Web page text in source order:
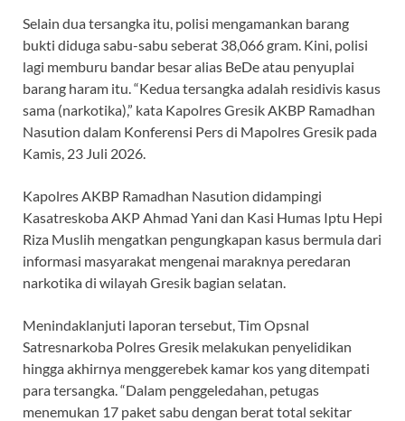
Selain dua tersangka itu, polisi mengamankan barang
bukti diduga sabu-sabu seberat 38,066 gram. Kini, polisi
lagi memburu bandar besar alias BeDe atau penyuplai
barang haram itu. “Kedua tersangka adalah residivis kasus
sama (narkotika),” kata Kapolres Gresik AKBP Ramadhan
Nasution dalam Konferensi Pers di Mapolres Gresik pada
Kamis, 23 Juli 2026.
Kapolres AKBP Ramadhan Nasution didampingi
Kasatreskoba AKP Ahmad Yani dan Kasi Humas Iptu Hepi
Riza Muslih mengatkan pengungkapan kasus bermula dari
informasi masyarakat mengenai maraknya peredaran
narkotika di wilayah Gresik bagian selatan.
Menindaklanjuti laporan tersebut, Tim Opsnal
Satresnarkoba Polres Gresik melakukan penyelidikan
hingga akhirnya menggerebek kamar kos yang ditempati
para tersangka. “Dalam penggeledahan, petugas
menemukan 17 paket sabu dengan berat total sekitar